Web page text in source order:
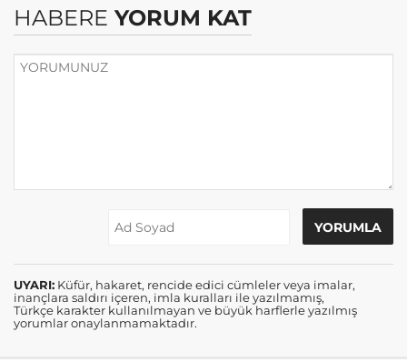
HABERE YORUM KAT
UYARI: Küfür, hakaret, rencide edici cümleler veya imalar,
inançlara saldırı içeren, imla kuralları ile yazılmamış,
Türkçe karakter kullanılmayan ve büyük harflerle yazılmış
yorumlar onaylanmamaktadır.